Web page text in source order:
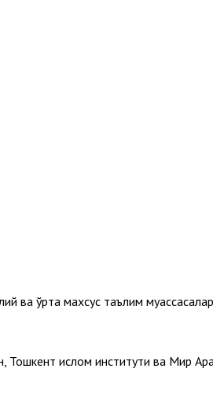
ва ўрта махсус таълим
Тошкент ислом институти ва Мир